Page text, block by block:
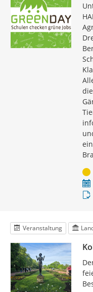
Veranstaltung